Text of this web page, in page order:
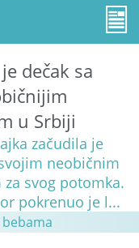
dečak sa
u Srbiji
začudila je
neobičnim
svog potomka.
pokrenuo je l...
bebama